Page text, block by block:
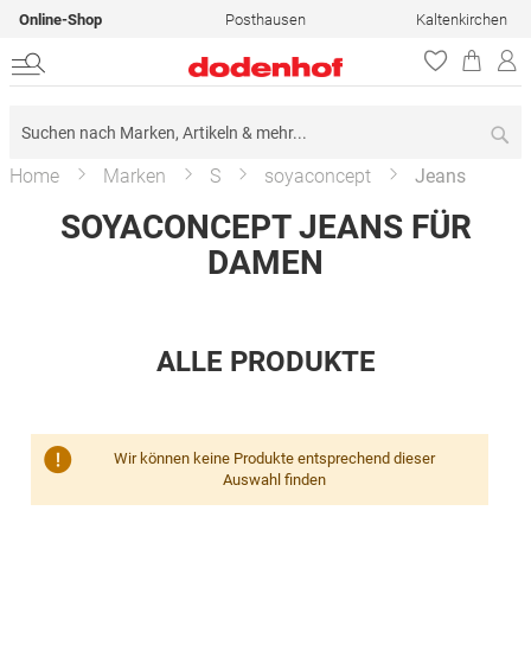
Online-Shop Posthausen Kaltenkirchen
Home Marken S soyaconcept Jeans
SOYACONCEPT JEANS FÜR
DAMEN
ALLE PRODUKTE
Wir können keine Produkte entsprechend dieser
Auswahl finden